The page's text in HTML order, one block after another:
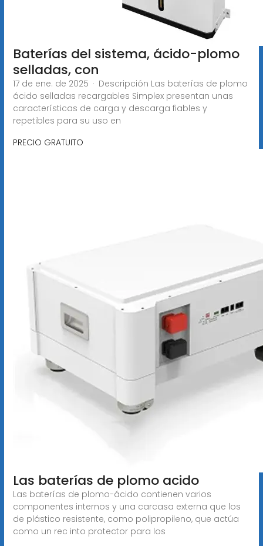
Baterías del sistema, ácido-plomo
selladas, con
17 de ene. de 2025 · Descripción Las baterías de plomo
ácido selladas recargables Simplex presentan unas
características de carga y descarga fiables y
repetibles para su uso en
PRECIO GRATUITO
Las baterías de plomo acido
Las baterías de plomo-ácido contienen varios
componentes internos y una carcasa externa que los
de plástico resistente, como polipropileno, que actúa
como un rec into protector para los